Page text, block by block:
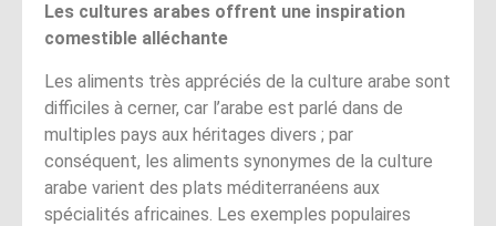
Les cultures arabes offrent une inspiration
comestible alléchante
Les aliments très appréciés de la culture arabe sont
difficiles à cerner, car l’arabe est parlé dans de
multiples pays aux héritages divers ; par
conséquent, les aliments synonymes de la culture
arabe varient des plats méditerranéens aux
spécialités africaines. Les exemples populaires